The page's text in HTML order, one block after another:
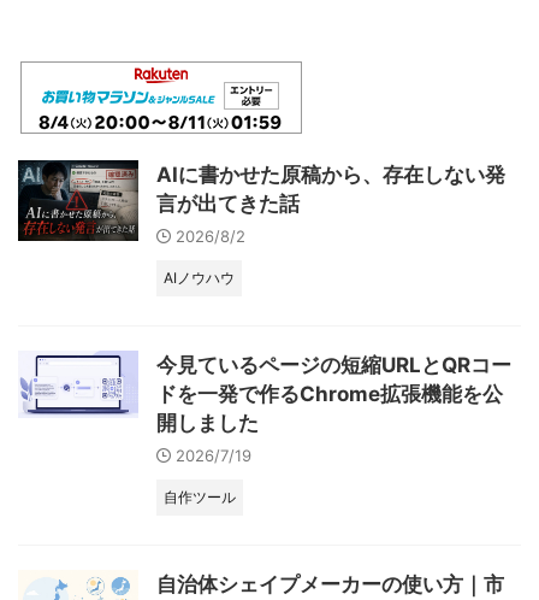
AIに書かせた原稿から、存在しない発
言が出てきた話
2026/8/2
AIノウハウ
今見ているページの短縮URLとQRコー
ドを一発で作るChrome拡張機能を公
開しました
2026/7/19
自作ツール
自治体シェイプメーカーの使い方｜市